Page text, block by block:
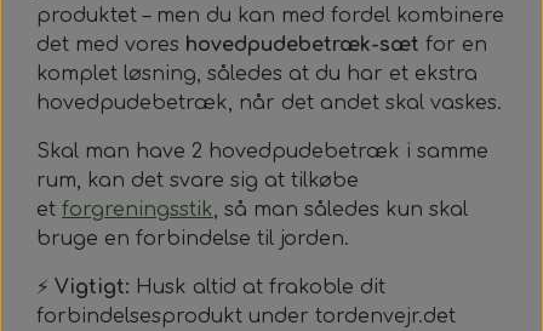
produktet – men du kan med fordel kombinere
det med vores hovedpudebetræk-sæt for en
komplet løsning, således at du har et ekstra
hovedpudebetræk, når det andet skal vaskes.
Skal man have 2 hovedpudebetræk i samme
rum, kan det svare sig at tilkøbe
et forgreningsstik , så man således kun skal
bruge en forbindelse til jorden.
⚡ Vigtigt: Husk altid at frakoble dit
forbindelsesprodukt under tordenvejr.det